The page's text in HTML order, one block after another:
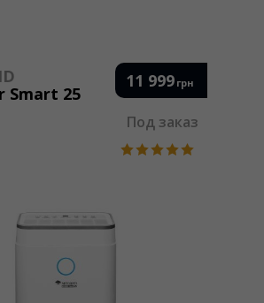
11 999 грн
Под заказ
Smart 25